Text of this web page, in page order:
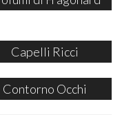
Capelli Ricci
Contorno Occhi